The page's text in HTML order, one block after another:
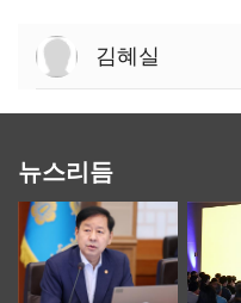
김혜실
뉴스리듬